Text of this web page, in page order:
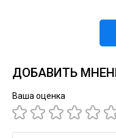
ДОБАВИТЬ
Ваша оценка